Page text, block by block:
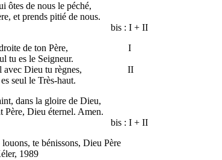
ôtes de nous le péché,
prends pitié de nous.
I + II
à droite de ton Père, I
es le Seigneur.
avec Dieu tu règnes, II
le Très-haut.
dans la gloire de Dieu,
Dieu éternel. Amen.
I + II
te bénissons, Dieu Père